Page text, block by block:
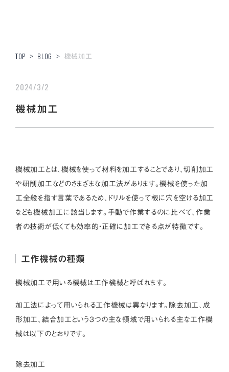
TOP > BLOG > 機械加工
2024/3/2
機械加工
機械加工とは、機械を使って材料を加工することであり、切削加工
や研削加工などのさまざまな加工法があります。機械を使った加
工全般を指す言葉であるため、ドリルを使って板に穴を空ける加工
なども機械加工に該当します。手動で作業するのに比べて、作業
者の技術が低くても効率的・正確に加工できる点が特徴です。
工作機械の種類
機械加工で用いる機械は工作機械と呼ばれます。
加工法によって用いられる工作機械は異なります。除去加工、成
形加工、結合加工という3つの主な領域で用いられる主な工作機
械は以下のとおりです。
除去加工